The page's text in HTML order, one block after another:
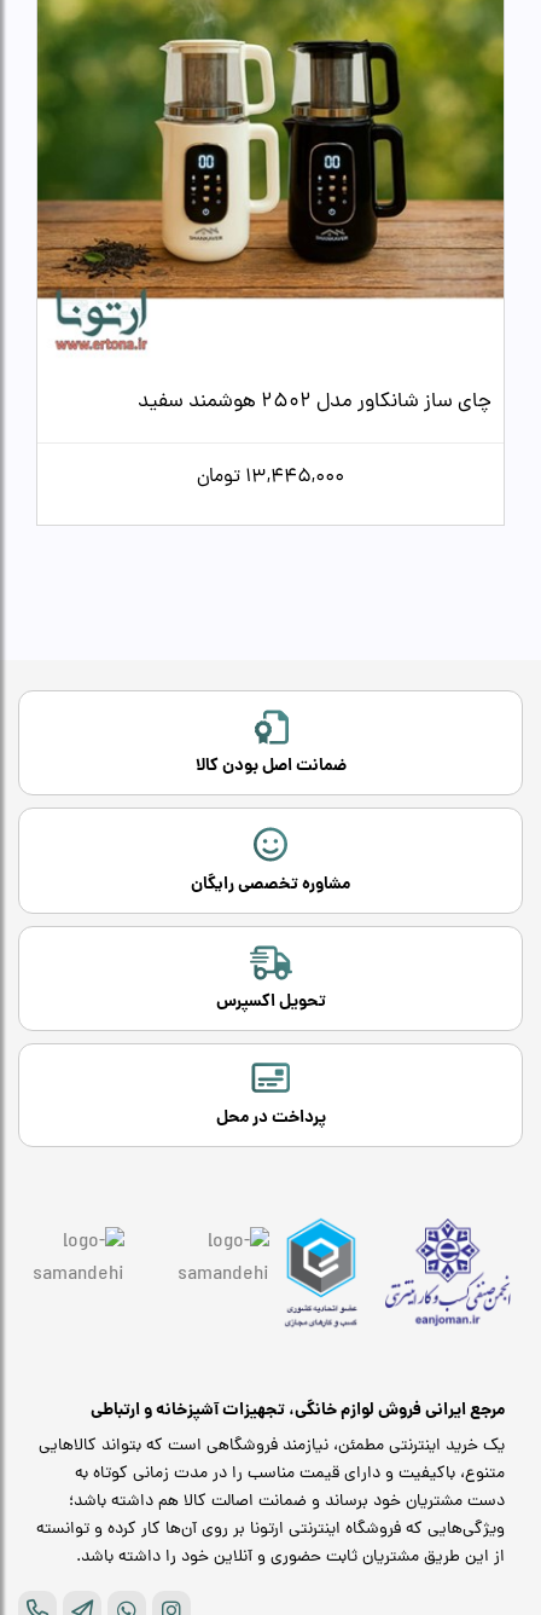
چای ساز شانکاور مدل 2502 هوشمند سفید
13,445,000 تومان
ضمانت اصل بودن کالا
مشاوره تخصصی رایگان
تحویل اکسپرس
پرداخت در محل
مرجع ایرانی فروش لوازم خانگی، تجهیزات آشپزخانه و ارتباطی
یک خرید اینترنتی مطمئن، نیازمند فروشگاهی است که بتواند کالاهایی
متنوع، باکیفیت و دارای قیمت مناسب را در مدت زمانی کوتاه به
دست مشتریان خود برساند و ضمانت اصالت کالا هم داشته باشد؛
ویژگی‌هایی که فروشگاه اینترنتی ارتونا بر روی آن‌ها کار کرده و توانسته
از این طریق مشتریان ثابت حضوری و آنلاین خود را داشته باشد.